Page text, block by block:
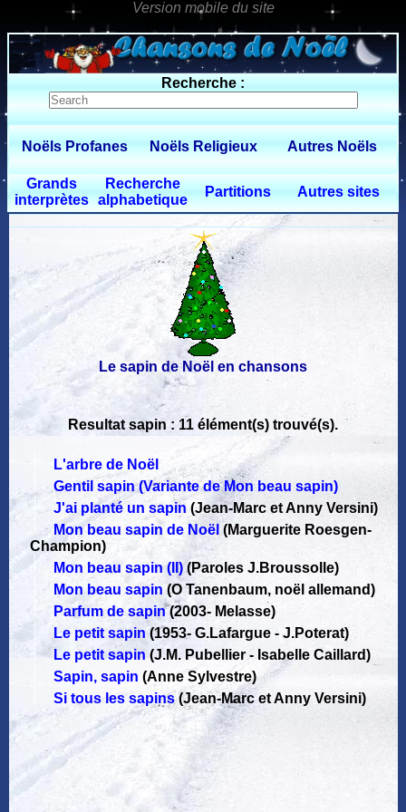
0 $limitbot 1 $limittot 2
Recherche :
Noëls Profanes Noëls Religieux Autres Noëls
Grands
interprètes
Recherche
alphabetique
Partitions Autres sites
Le sapin de Noël en chansons
Resultat sapin : 11 élément(s) trouvé(s).
L'arbre de Noël
Gentil sapin (Variante de Mon beau sapin)
J'ai planté un sapin (Jean-Marc et Anny Versini)
Mon beau sapin de Noël (Marguerite Roesgen-
Champion)
Mon beau sapin (II) (Paroles J.Broussolle)
Mon beau sapin (O Tanenbaum, noël allemand)
Parfum de sapin (2003- Melasse)
Le petit sapin (1953- G.Lafargue - J.Poterat)
Le petit sapin (J.M. Pubellier - Isabelle Caillard)
Sapin, sapin (Anne Sylvestre)
Si tous les sapins (Jean-Marc et Anny Versini)